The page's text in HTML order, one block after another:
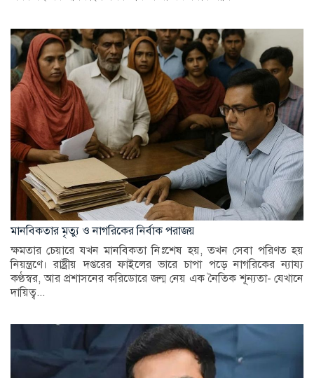
মানবিকতার মৃত্যু ও নাগরিকের নির্বাক পরাজয়
ক্ষমতার চেয়ারে যখন মানবিকতা নিঃশেষ হয়, তখন সেবা পরিণত হয়
নিয়ন্ত্রণে। রাষ্ট্রীয় দপ্তরের ফাইলের ভারে চাপা পড়ে নাগরিকের ন্যায্য
কণ্ঠস্বর, আর প্রশাসনের করিডোরে জন্ম নেয় এক নৈতিক শূন্যতা- যেখানে
দায়িত্ব...